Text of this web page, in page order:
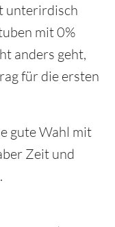
unterirdisch
mit 0%
anders geht,
für die ersten
gute Wahl mit
Zeit und